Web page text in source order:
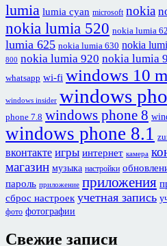
lumia lumia cyan microsoft nokia
nokia lumia 520 nokia lumia
lumia 625 nokia lumia 630 nokia
800 nokia lumia 920 nokia lumia
whatsapp wi-fi windows 10
windows insider windows
phone 7.8 windows phone 8
windows phone 8.1
вконтакте игры интернет камера
магазин музыка настройки
пароль приложение приложения
сброс настроек учетная запись
фото фотографии
Свежие записи